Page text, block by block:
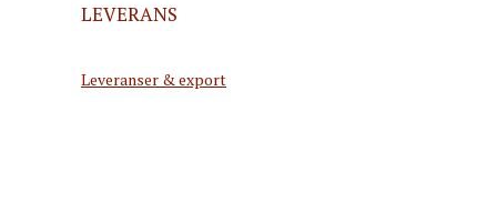
LEVERANS
Leveranser & export